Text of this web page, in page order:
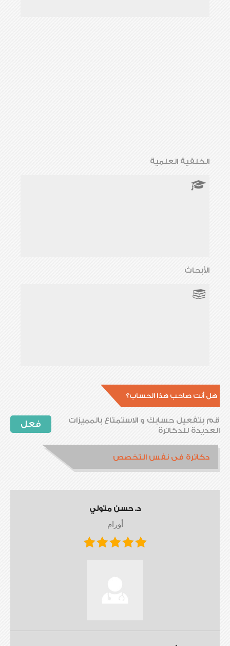
الخلفية العلمية
الأبحاث
هل أنت صاحب هذا الحساب؟
فعل
قم بتفعيل حسابك و الاستمتاع بالمميزات
العديدة للدكاترة
دكاترة فى نفس التخصص
د. حسن متولي
أورام